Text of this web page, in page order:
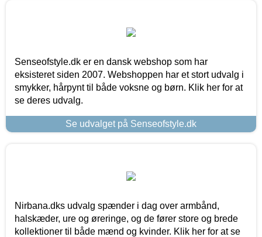
Senseofstyle.dk er en dansk webshop som har
eksisteret siden 2007. Webshoppen har et stort udvalg i
smykker, hårpynt til både voksne og børn. Klik her for at
se deres udvalg.
Se udvalget på Senseofstyle.dk
Nirbana.dks udvalg spænder i dag over armbånd,
halskæder, ure og øreringe, og de fører store og brede
kollektioner til både mænd og kvinder. Klik her for at se